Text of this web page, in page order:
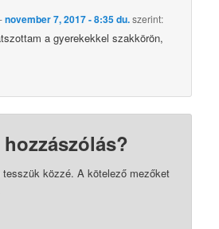
-november 7, 2017 - 8:35 du.szerint:
a gyerekekkel szakkörön,
közzé. A kötelező mezőket